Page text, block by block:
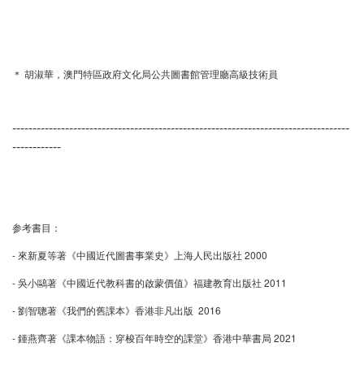
＊ 胡淑華，澳門特區政府文化局公共圖書館管理廳高級技術員
-----------------------------------------------------------------------------------
------------
参考書目：
- 來新夏等著《中國近代圖書事業史》上海人民出版社 2000
- 吳小鷗著《中國近代教科書的啟蒙價值》福建教育出版社 2011
- 劉智聰著《我們的舊課本》香港非凡出版 2016
- 鍾燕齊著《課本物語：穿梭百年時空的課堂》香港中華書局 2021